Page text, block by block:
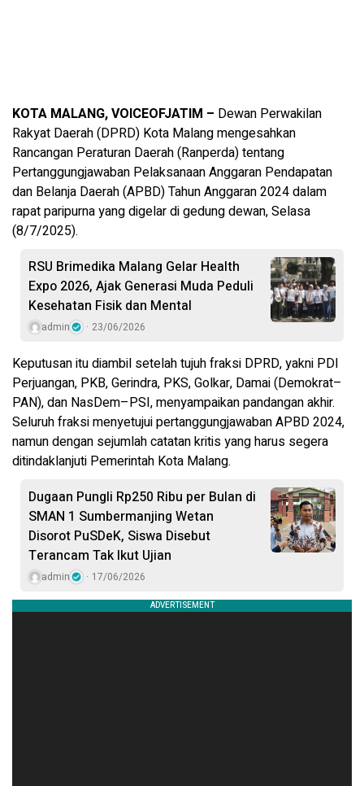
KOTA MALANG, VOICEOFJATIM – Dewan Perwakilan
Rakyat Daerah (DPRD) Kota Malang mengesahkan
Rancangan Peraturan Daerah (Ranperda) tentang
Pertanggungjawaban Pelaksanaan Anggaran Pendapatan
dan Belanja Daerah (APBD) Tahun Anggaran 2024 dalam
rapat paripurna yang digelar di gedung dewan, Selasa
(8/7/2025).
RSU Brimedika Malang Gelar Health
Expo 2026, Ajak Generasi Muda Peduli
Kesehatan Fisik dan Mental
admin 23/06/2026
Keputusan itu diambil setelah tujuh fraksi DPRD, yakni PDI
Perjuangan, PKB, Gerindra, PKS, Golkar, Damai (Demokrat–
PAN), dan NasDem–PSI, menyampaikan pandangan akhir.
Seluruh fraksi menyetujui pertanggungjawaban APBD 2024,
namun dengan sejumlah catatan kritis yang harus segera
ditindaklanjuti Pemerintah Kota Malang.
Dugaan Pungli Rp250 Ribu per Bulan di
SMAN 1 Sumbermanjing Wetan
Disorot PuSDeK, Siswa Disebut
Terancam Tak Ikut Ujian
admin 17/06/2026